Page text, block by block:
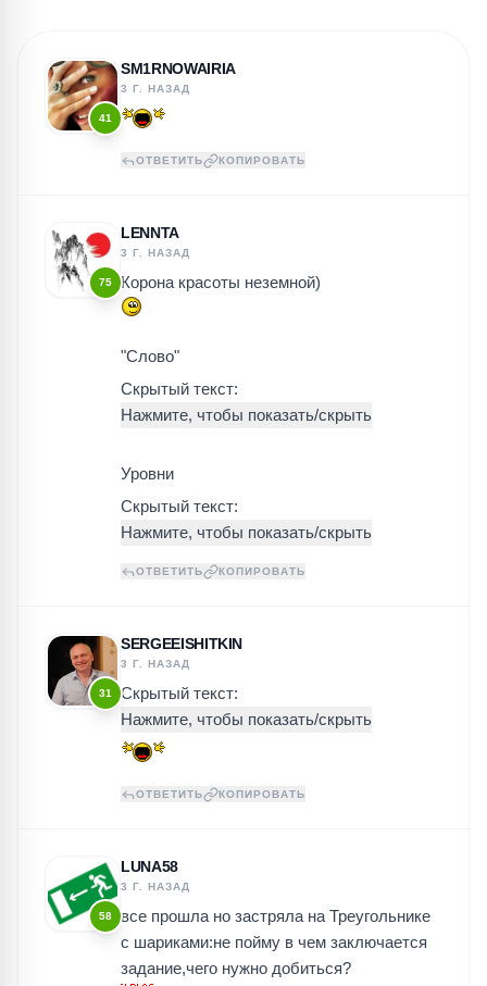
41
SM1RNOWAIRIA
3 Г. НАЗАД
ОТВЕТИТЬ КОПИРОВАТЬ
75
LENNTA
3 Г. НАЗАД
Корона красоты неземной)
"Слово"
Скрытый текст:
Уровни
Скрытый текст:
ОТВЕТИТЬ КОПИРОВАТЬ
31
SERGEEISHITKIN
3 Г. НАЗАД
Скрытый текст:
ОТВЕТИТЬ КОПИРОВАТЬ
58
LUNA58
3 Г. НАЗАД
все прошла но застряла на Треугольнике
с шариками:не пойму в чем заключается
задание,чего нужно добиться?